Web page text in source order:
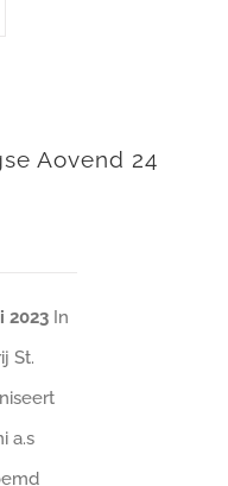
Aovend 24
2023In
St.
a.s